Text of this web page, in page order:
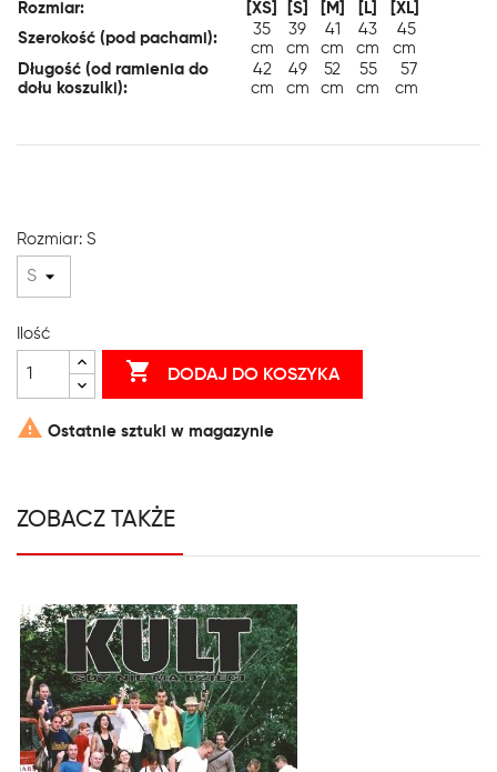
Rozmiar: [XS] [S] [M] [L]
[XL]
Szerokość (pod pachami):
35
cm
39
cm
41
cm
43
cm
45
cm
Długość (od ramienia do
dołu koszulki):
42
cm
49
cm
52
cm
55
cm
57
cm
Rozmiar: S
Ilość
 DODAJ DO KOSZYKA
 Ostatnie sztuki w magazynie
ZOBACZ TAKŻE